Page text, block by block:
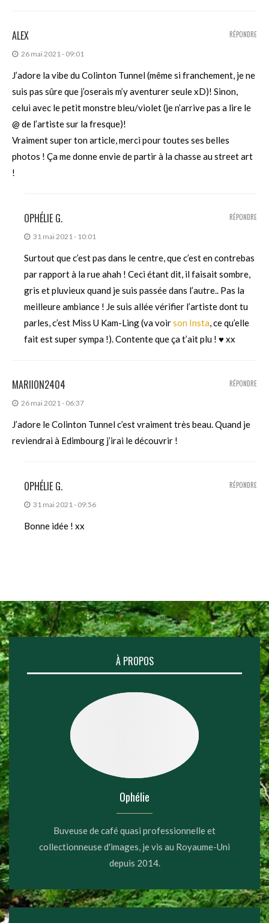
ALEX
26 mai 2021 - 09:01
J’adore la vibe du Colinton Tunnel (même si franchement, je ne
suis pas sûre que j’oserais m’y aventurer seule xD)! Sinon,
celui avec le petit monstre bleu/violet (je n’arrive pas a lire le
@ de l’artiste sur la fresque)!
Vraiment super ton article, merci pour toutes ses belles
photos ! Ça me donne envie de partir à la chasse au street art
!
RÉPONDRE
OPHÉLIE G.
31 mai 2021 - 10:01
Surtout que c’est pas dans le centre, que c’est en contrebas
par rapport à la rue ahah ! Ceci étant dit, il faisait sombre,
gris et pluvieux quand je suis passée dans l’autre.. Pas la
meilleure ambiance ! Je suis allée vérifier l’artiste dont tu
parles, c’est Miss U Kam-Ling (va voirson Insta, ce qu’elle
fait est super sympa !). Contente que ça t’ait plu ! ♥ xx
RÉPONDRE
MARIION2404
26 mai 2021 - 06:37
J’adore le Colinton Tunnel c’est vraiment très beau. Quand je
reviendrai à Edimbourg j’irai le découvrir !
RÉPONDRE
OPHÉLIE G.
31 mai 2021 - 09:56
Bonne idée ! xx
RÉPONDRE
À PROPOS
Ophélie
Buveuse de café quasi professionnelle et
collectionneuse d'images, je vis au Royaume-Uni
depuis 2014.